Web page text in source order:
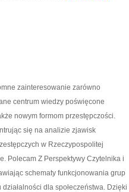
zainteresowanie zarówno
centrum wiedzy poświęcone
nowym formom przestępczości.
się na analizie zjawisk
w Rzeczypospolitej
Polecam Z Perspektywy Czytelnika i
schematy funkcjonowania grup
dla społeczeństwa. Dzięki